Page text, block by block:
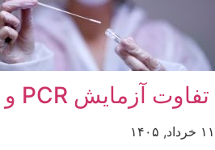
تفاوت آزمایش PCR و آنتی‌بادی
۱۱ خرداد, ۱۴۰۵